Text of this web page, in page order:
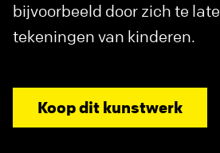
bijvoorbeeld door zich te
tekeningen van kinderen.
Koop dit kunstwerk